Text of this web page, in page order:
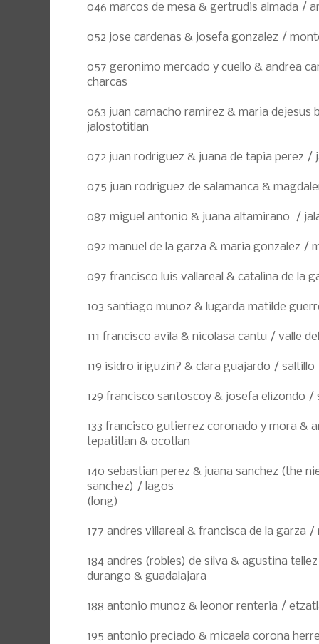
046 marcos de mesa & gertrudis almada /
052 jose cardenas & josefa gonzalez /
057 geronimo mercado y cuello & andrea
charcas
063 juan camacho ramirez & maria dejesus
jalostotitlan
072 juan rodriguez & juana de tapia perez /
075 juan rodriguez de salamanca &
087 miguel antonio & juana altamirano /
092 manuel de la garza & maria gonzalez /
097 francisco luis vallareal & catalina de la
103 santiago munoz & lugarda matilde
111 francisco avila & nicolasa cantu / valle
119 isidro iriguzin? & clara guajardo / saltillo
129 francisco santoscoy & josefa elizondo /
133 francisco gutierrez coronado y mora &
tepatitlan & ocotlan
140 sebastian perez & juana sanchez (the
sanchez) / lagos
(long)
177 andres villareal & francisca de la garza
184 andres (robles) de silva & agustina
durango & guadalajara
188 antonio munoz & leonor renteria /
195 antonio preciado & micaela corona